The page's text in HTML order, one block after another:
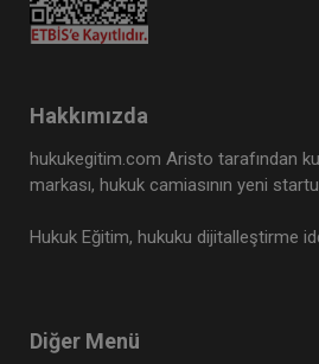
Hakkımızda
hukukegitim.com Aristo tarafından
markası, hukuk camiasının yeni
Hukuk Eğitim, hukuku dijitalleştirme
Diğer Menü